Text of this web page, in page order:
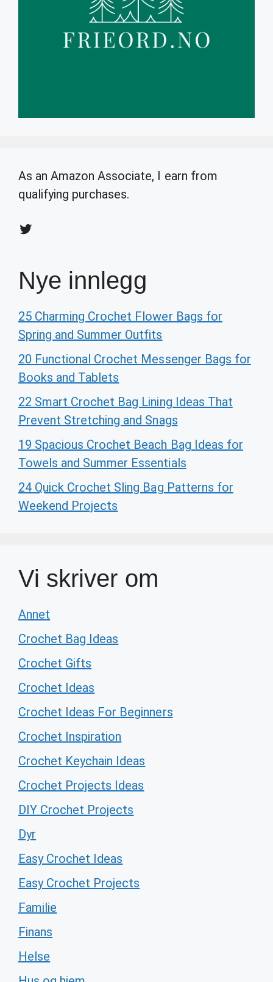
As an Amazon Associate, I earn from
qualifying purchases.
Twitter
Nye innlegg
25 Charming Crochet Flower Bags for
Spring and Summer Outfits
20 Functional Crochet Messenger Bags for
Books and Tablets
22 Smart Crochet Bag Lining Ideas That
Prevent Stretching and Snags
19 Spacious Crochet Beach Bag Ideas for
Towels and Summer Essentials
24 Quick Crochet Sling Bag Patterns for
Weekend Projects
Vi skriver om
Annet
Crochet Bag Ideas
Crochet Gifts
Crochet Ideas
Crochet Ideas For Beginners
Crochet Inspiration
Crochet Keychain Ideas
Crochet Projects Ideas
DIY Crochet Projects
Dyr
Easy Crochet Ideas
Easy Crochet Projects
Familie
Finans
Helse